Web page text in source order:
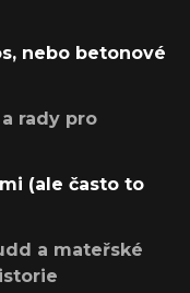
nebo betonové
rady pro
(ale často to
a mateřské